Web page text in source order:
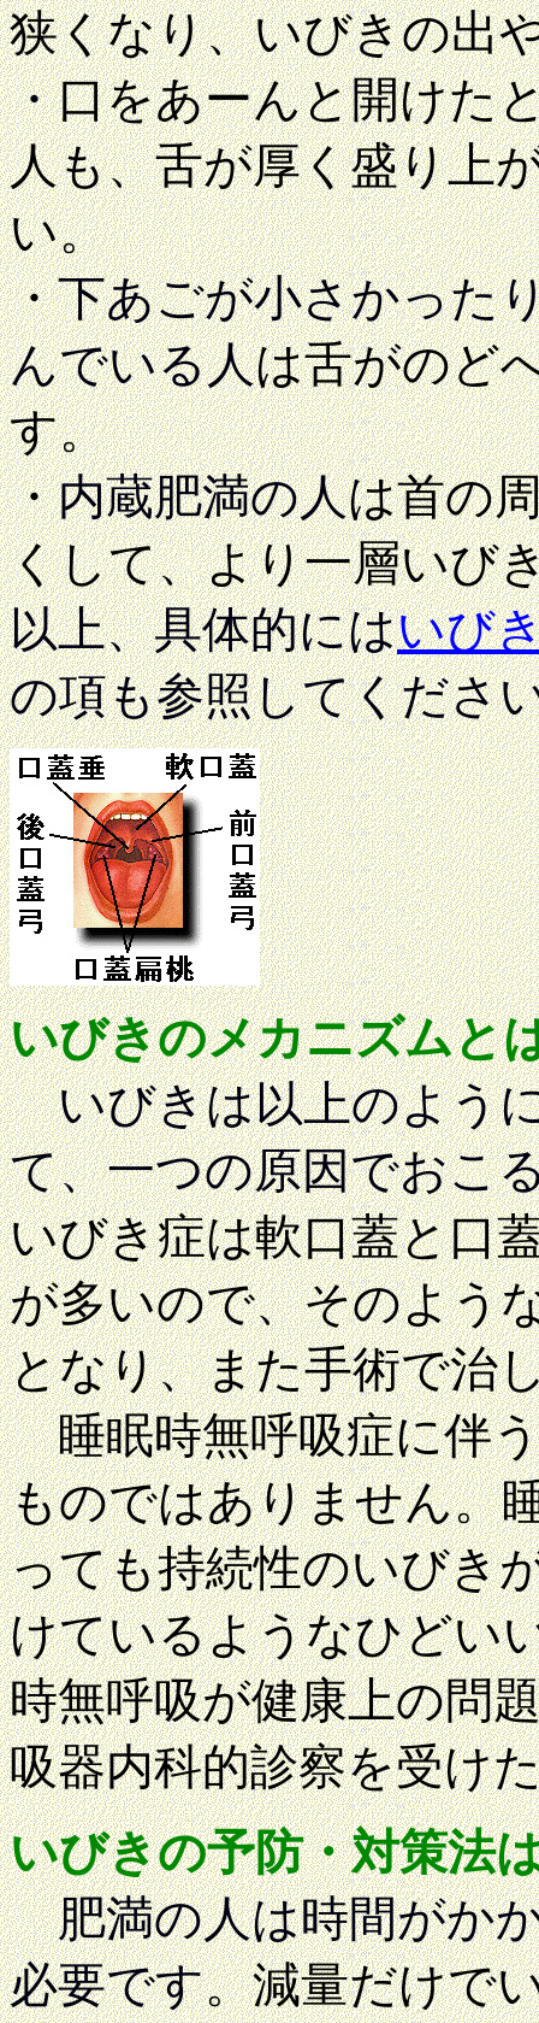
狭くなり、いびきの出
・口をあーんと開けた
人も、舌が厚く盛り上
い。
・下あごが小さかった
んでいる人は舌がのど
す。
・内蔵肥満の人は首の
くして、より一層いび
以上、具体的にはいび
の項も参照してくださ
いびきのメカニズムと
いびきは以上のよう
て、一つの原因でおこ
いびき症は軟口蓋と口
が多いので、そのよう
となり、また手術で治
睡眠時無呼吸症に伴
ものではありません。
っても持続性のいびき
けているようなひどい
時無呼吸が健康上の問
吸器内科的診察を受け
いびきの予防・対策法
肥満の人は時間がか
必要です。減量だけで